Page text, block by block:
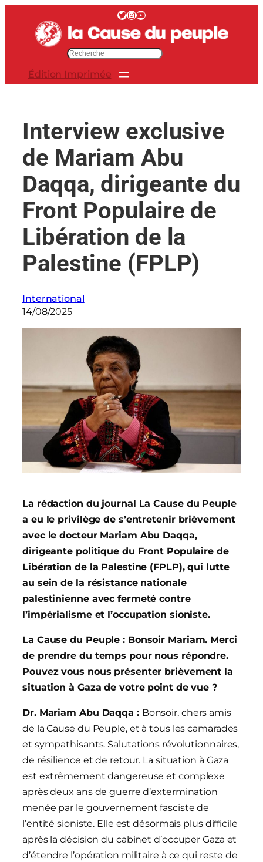
contenu
Twitter InstagramYouTube
e
Édition Imprimée
Interview exclusive
de Mariam Abu
Daqqa, dirigeante du
Front Populaire de
Libération de la
Palestine (FPLP)
International
14/08/2025
La rédaction du journal La Cause du Peuple
a eu le privilège de s’entretenir brièvement
avec le docteur Mariam Abu Daqqa,
dirigeante politique du Front Populaire de
Libération de la Palestine (FPLP), qui lutte
au sein de la résistance nationale
palestinienne avec fermeté contre
l’impérialisme et l’occupation sioniste.
La Cause du Peuple : Bonsoir Mariam. Merci
de prendre du temps pour nous répondre.
Pouvez vous nous présenter brièvement la
situation à Gaza de votre point de vue ?
Dr. Mariam Abu Daqqa : Bonsoir, chers amis
de la Cause du Peuple, et à tous les camarades
et sympathisants. Salutations révolutionnaires,
de résilience et de retour. La situation à Gaza
est extrêmement dangereuse et complexe
après deux ans de guerre d’extermination
menée par le gouvernement fasciste de
l’entité sioniste. Elle est désormais plus difficile
après la décision du cabinet d’occuper Gaza et
d’étendre l’opération militaire à ce qui reste de